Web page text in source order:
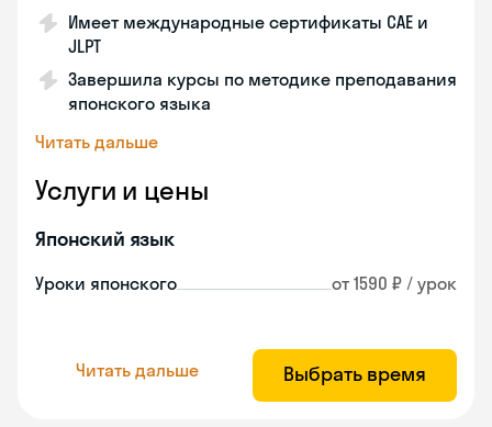
Имеет международные сертификаты CAE и
JLPT
Завершила курсы по методике преподавания
японского языка
Читать дальше
Услуги и цены
Японский язык
Уроки японского от 1590 ₽ / урок
Читать дальше Выбрать время